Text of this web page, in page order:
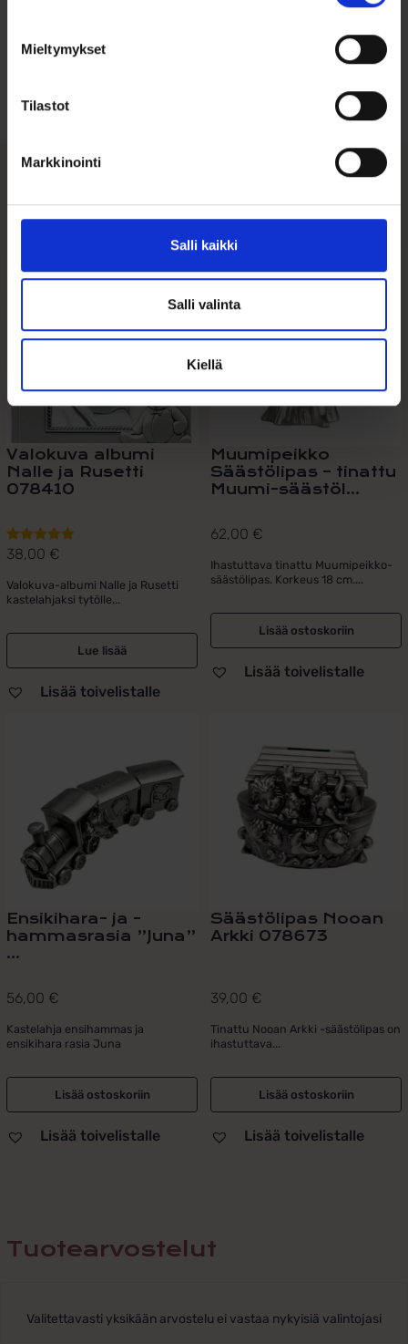
Mieltymykset
Tilastot
Markkinointi
Salli kaikki
Salli valinta
Kiellä
Ohjeita sormuksen tai korun
Tutustu myös
Valokuva albumi
Nalle ja Rusetti
078410
Arvostelu
5.00/ 5
38,00 €
Valokuva-albumi Nalle ja Rusetti
kastelahjaksi tytölle...
Lue lisää
Lisää toivelistalle
Muumipeikko
Säästölipas – tinattu
Muumi-säästöl...
62,00 €
Ihastuttava tinattu Muumipeikko-
säästölipas. Korkeus 18 cm....
Lisää ostoskoriin
Lisää toivelistalle
Ensikihara- ja -
hammasrasia ”Juna”
...
56,00 €
Kastelahja ensihammas ja
ensikihara rasia Juna
Lisää ostoskoriin
Lisää toivelistalle
Säästölipas Nooan
Arkki 078673
39,00 €
Tinattu Nooan Arkki -säästölipas on
ihastuttava...
Lisää ostoskoriin
Lisää toivelistalle
Tuotearvostelut
Valitettavasti yksikään arvostelu ei vastaa nykyisiä valintojasi